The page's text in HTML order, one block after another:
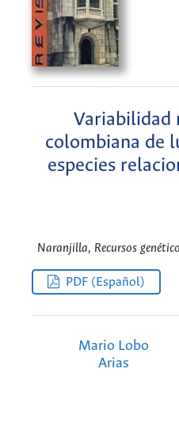
Variabilidad
colombiana de
especies
Naranjilla, Recursos
PDF (Español)
Mario Lobo
Arias